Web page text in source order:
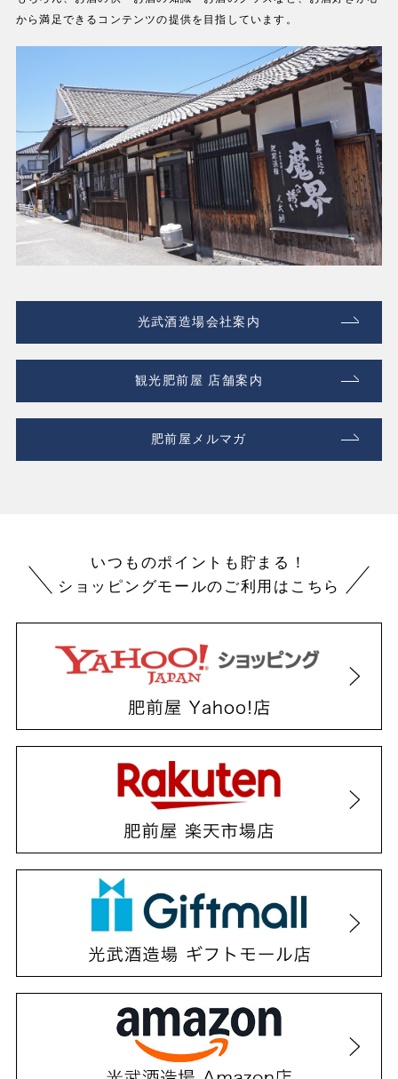
から満足できるコンテンツの提供を目指しています。
光武酒造場会社案内
観光肥前屋 店舗案内
肥前屋メルマガ
いつものポイントも貯まる！
ショッピングモールのご利用はこちら